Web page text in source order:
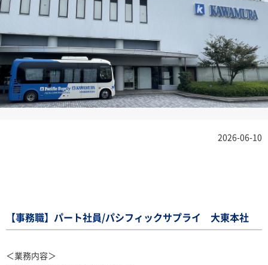
2026-06-10
【事務職】パート社員/パシフィックサプライ 大東本社
＜業務内容＞